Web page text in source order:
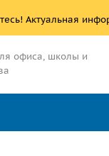
Актуальная
офиса, школы и